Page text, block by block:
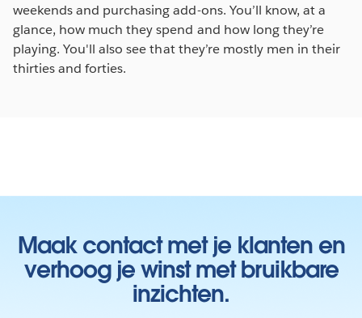
weekends and purchasing add-ons. You’ll know, at a
glance, how much they spend and how long they’re
playing. You'll also see that they’re mostly men in their
thirties and forties.
Maak contact met je klanten en
verhoog je winst met bruikbare
inzichten.